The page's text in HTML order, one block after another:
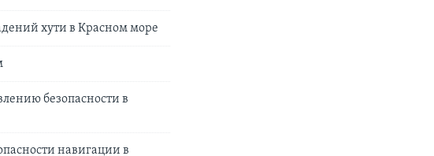
хути в Красном море
безопасности в
навигации в